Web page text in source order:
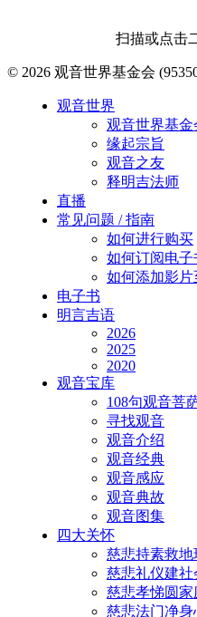
扫描或点击
© 2026 观音世界基金会
观音世界
观音世界基金
缘起宗旨
观音之友
释明吉法师
直播
常见问题 / 指南
如何进行购买
如何订阅电子
如何添加影片
电子书
明言吉语
2026
2025
2020
观音宝库
108句观音菩
寻找观音
观音介绍
观音经典
观音感应
观音典故
观音图集
四大关怀
慈悲持素救地
慈悲礼仪建社
慈悲孝悌圆家
慈悲法门净身